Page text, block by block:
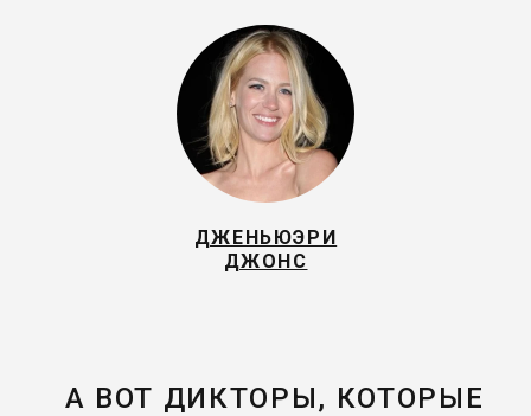
ДЖЕНЬЮЭРИ
ДЖОНС
А ВОТ ДИКТОРЫ, КОТОРЫЕ